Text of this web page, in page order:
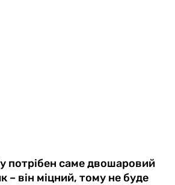
потрібен саме двошаровий
– він міцний, тому не буде